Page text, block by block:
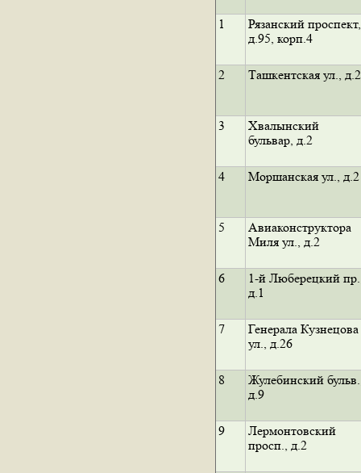
1
Рязанский проспект,
д.95, корп.4
2 Ташкентская ул., д.2
3
Хвалынский
бульвар, д.2
4 Моршанская ул., д.2
5
Авиаконструктора
Миля ул., д.2
6
1-й Люберецкий
д.1
7
Генерала Кузнецова
ул., д.26
8
Жулебинский
д.9
9
Лермонтовский
просп., д.2